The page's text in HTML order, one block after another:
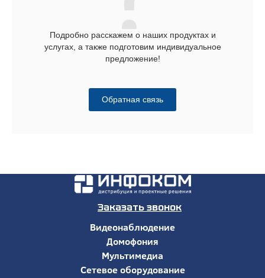
Подробно расскажем о наших продуктах и
услугах, а также подготовим индивидуальное
предложение!
Обратная связь
Заказать звонок
Видеонаблюдение
Домофония
Мультимедиа
Сетевое оборудование